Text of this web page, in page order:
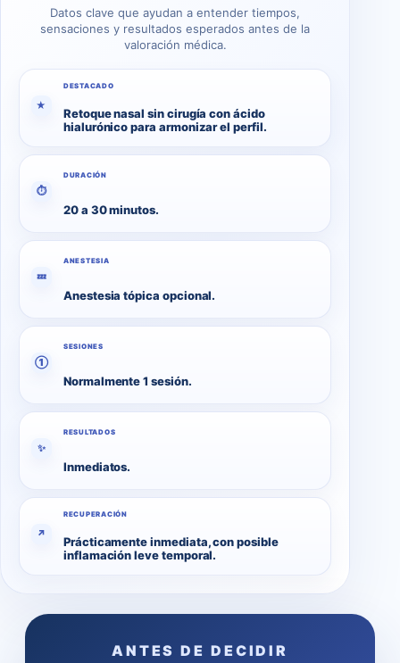
Datos clave que ayudan a entender tiempos,
sensaciones y resultados esperados antes de la
valoración médica.
★
DESTACADO
Retoque nasal sin cirugía con ácido
hialurónico para armonizar el perfil.
⏱
DURACIÓN
20 a 30 minutos.
💤
ANESTESIA
Anestesia tópica opcional.
①
SESIONES
Normalmente 1 sesión.
✨
RESULTADOS
Inmediatos.
↗
RECUPERACIÓN
Prácticamente inmediata, con posible
inflamación leve temporal.
ANTES DE DECIDIR